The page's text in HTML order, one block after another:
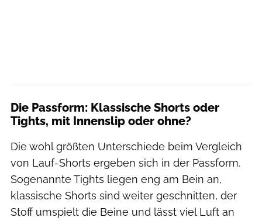
Die Passform: Klassische Shorts oder
Tights, mit Innenslip oder ohne?
Die wohl größten Unterschiede beim Vergleich
von Lauf-Shorts ergeben sich in der Passform.
Sogenannte Tights liegen eng am Bein an,
klassische Shorts sind weiter geschnitten, der
Stoff umspielt die Beine und lässt viel Luft an